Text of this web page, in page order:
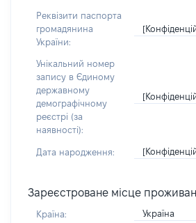
Реквізити паспорта
громадянина
України:
Унікальний номер
запису в Єдиному
державному
демографічному
реєстрі (за
наявності):
Дата народження:
Зареєстроване місце
Країна: Україна